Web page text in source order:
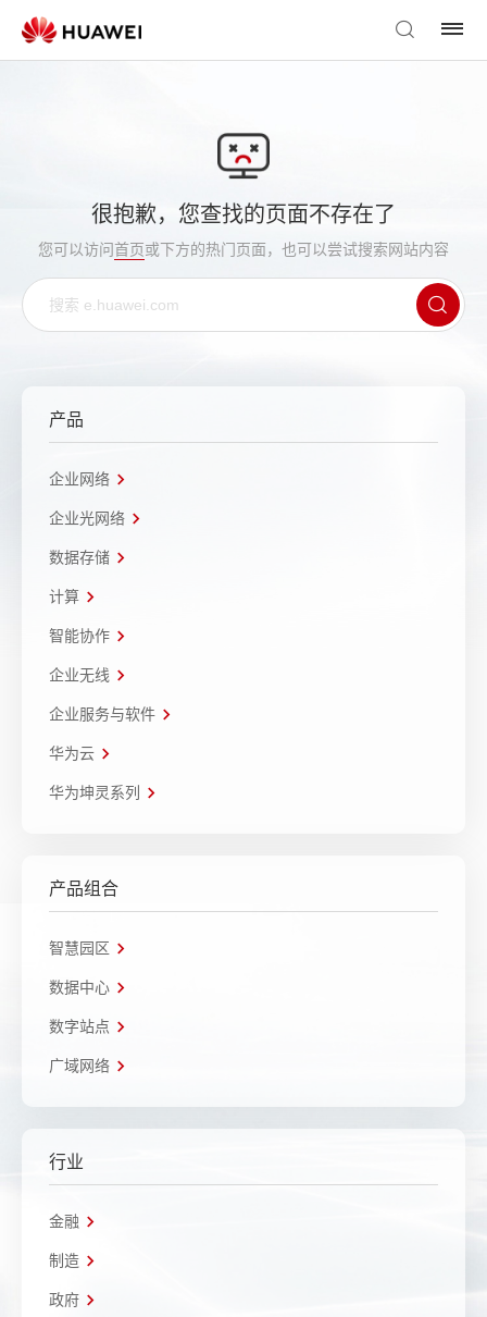
很抱歉，您查找的页面不存在了
您可以访问首页或下方的热门页面，也可以尝试搜索网站内容
产品
企业网络
企业光网络
数据存储
计算
智能协作
企业无线
企业服务与软件
华为云
华为坤灵系列
产品组合
智慧园区
数据中心
数字站点
广域网络
行业
金融
制造
政府